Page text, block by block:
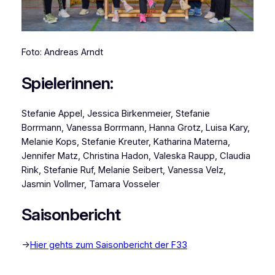
Foto: Andreas Arndt
Spielerinnen:
Stefanie Appel, Jessica Birkenmeier, Stefanie
Borrmann, Vanessa Borrmann, Hanna Grotz, Luisa Kary,
Melanie Kops, Stefanie Kreuter, Katharina Materna,
Jennifer Matz, Christina Hadon, Valeska Raupp, Claudia
Rink, Stefanie Ruf, Melanie Seibert, Vanessa Velz,
Jasmin Vollmer, Tamara Vosseler
Saisonbericht
->Hier gehts zum Saisonbericht der F33